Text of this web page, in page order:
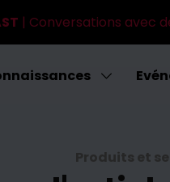
| Conversations avec
Produits et